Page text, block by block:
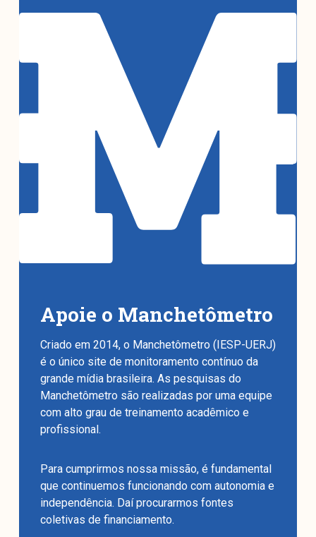
Apoie o Manchetômetro
Criado em 2014, o Manchetômetro (IESP-UERJ)
é o único site de monitoramento contínuo da
grande mídia brasileira. As pesquisas do
Manchetômetro são realizadas por uma equipe
com alto grau de treinamento acadêmico e
profissional.
Para cumprirmos nossa missão, é fundamental
que continuemos funcionando com autonomia e
independência. Daí procurarmos fontes
coletivas de financiamento.